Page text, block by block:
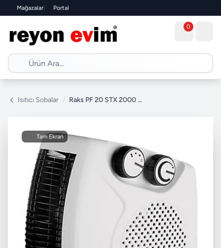
Mağazalar| Portal
0
Isıtıcı Sobalar / Raks PF 20 STX 2000 W Fanlı Isıtıcı
Tam Ekran